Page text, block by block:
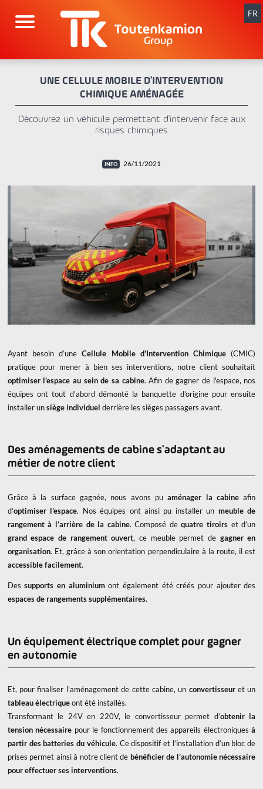
contenu
FR
UNE CELLULE MOBILE D'INTERVENTION
CHIMIQUE AMÉNAGÉE
Découvrez un véhicule permettant d'intervenir face aux
risques chimiques
26/11/2021
Ayant besoin d’uneCellule Mobile d'Intervention Chimique (CMIC)
pratique pour mener à bien ses interventions, notre client souhaitait
optimiser l’espace au sein de sa cabine. Afin de gagner de l'espace, nos
équipes ont tout d’abord démonté la banquette d’origine pour ensuite
installer unsiège individuel derrière les sièges passagers avant.
Des aménagements de cabine s'adaptant au
métier de notre client
Grâce à la surface gagnée, nous avons puaménager la cabineafin
d’optimiser l’espace. Nos équipes ont ainsi pu installer un meuble de
rangement à l’arrière de la cabine. Composé dequatre tiroirs et d’un
grand espace de rangement ouvert, ce meuble permet de gagner en
organisation. Et, grâce à son orientation perpendiculaire à la route, il est
accessible facilement.
Des supports en aluminiumont également été créés pour ajouter des
espaces de rangements supplémentaires.
Un équipement électrique complet pour gagner
en autonomie
Et, pour finaliser l'aménagement de cette cabine, un convertisseuret un
tableau électriqueont été installés.
Transformant le 24V en 220V, le convertisseur permet d’obtenir la
tension nécessaire pour le fonctionnement des appareils électroniquesà
partir des batteries du véhicule. Ce dispositif et l’installation d’un bloc de
prises permet ainsi à notre client de bénéficier de l’autonomie nécessaire
pour effectuer ses interventions.